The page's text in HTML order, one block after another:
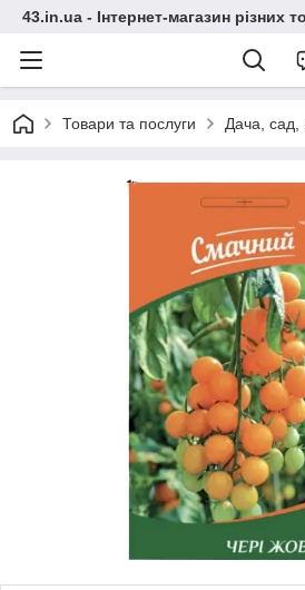
43.in.ua - Інтернет-магазин різних
Товари та послуги Дача, сад,